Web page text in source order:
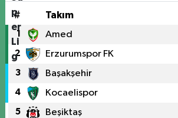
# Takım
1 Amed
2 Erzurumspor FK
3 Başakşehir
4 Kocaelispor
5 Beşiktaş